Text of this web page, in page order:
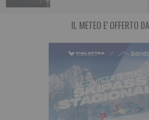
IL METEO E' OFFERTO DA